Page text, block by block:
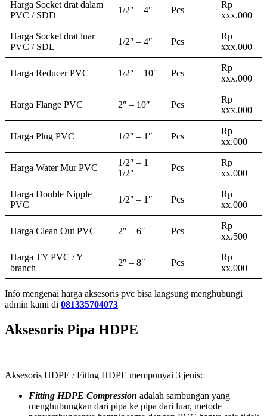
Harga Socket drat dalam
PVC / SDD
1/2″ – 4″ Pcs
Rp
xxx.000
Harga Socket drat luar
PVC / SDL
1/2″ – 4″ Pcs
Rp
xxx.000
Harga Reducer PVC 1/2″ – 10″ Pcs
Rp
xxx.000
Harga Flange PVC 2″ – 10″ Pcs
Rp
xxx.000
Harga Plug PVC 1/2″ – 1″ Pcs
Rp
xx.000
Harga Water Mur PVC
1/2″ – 1
1/2″
Pcs
Rp
xx.000
Harga Double Nipple
PVC
1/2″ – 1″ Pcs
Rp
xx.000
Harga Clean Out PVC 2″ – 6″ Pcs
Rp
xx.500
Harga TY PVC / Y
branch
2″ – 8″ Pcs
Rp
xx.000
Info mengenai harga aksesoris pvc bisa langsung menghubungi
admin kami di 081335704073
Aksesoris Pipa HDPE
Aksesoris HDPE / Fittng HDPE mempunyai 3 jenis:
Fitting HDPE Compression adalah sambungan yang
menghubungkan dari pipa ke pipa dari luar, metode